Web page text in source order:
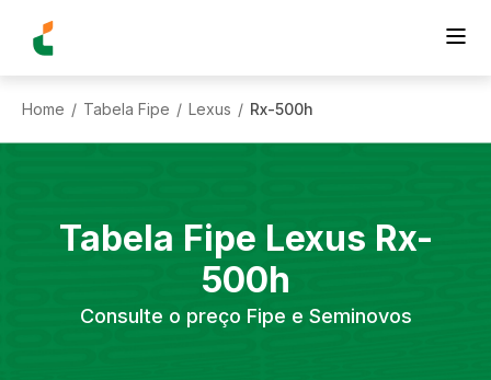
Home / Tabela Fipe / Lexus / Rx-500h
Tabela Fipe Lexus Rx-
500h
Consulte o preço Fipe e Seminovos